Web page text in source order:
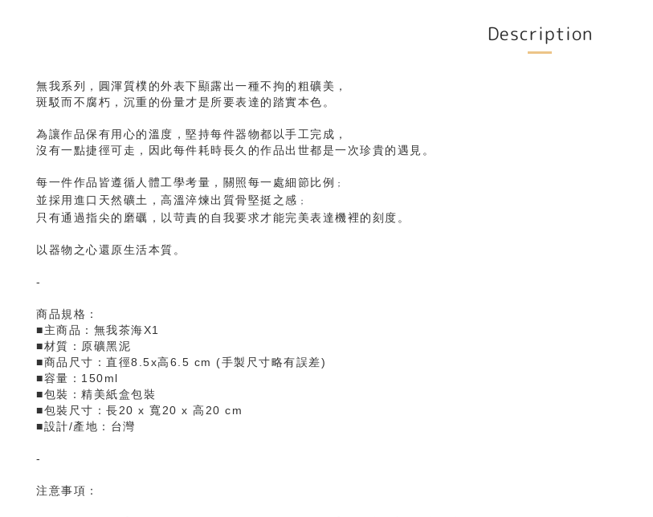
Description
無我系列，圓渾質樸的外表下顯露出一種不拘的粗礦美，
斑駁而不腐朽，沉重的份量才是所要表達的踏實本色。
為讓作品保有用心的溫度，堅持每件器物都以手工完成，
沒有一點捷徑可走，因此每件耗時長久的作品出世都是一次珍貴的遇見。
每一件作品皆遵循人體工學考量，關照每一處細節比例 ；
並採用進口天然礦土，高溫淬煉出質骨堅挺之感 ；
只有通過指尖的磨礪，以苛責的自我要求才能完美表達機裡的刻度。
以器物之心還原生活本質。
-
商品規格：
■主商品：無我茶海X1
■材質：原礦黑泥
■商品尺寸：直徑8.5x高6.5 cm (手製尺寸略有誤差)
■容量：150ml
■包裝：精美紙盒包裝
■包裝尺寸： 長20 x 寬20 x 高20 cm
■設計/產地：台灣
-
注意事項：